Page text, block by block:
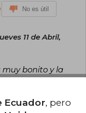
No es útil
11 de Abril,
muy bonito y la
No es útil
Ecuador, pero